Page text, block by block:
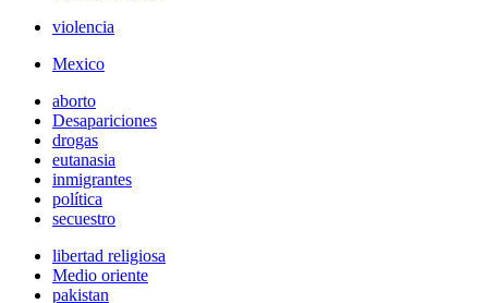
violencia
Mexico
aborto
Desapariciones
drogas
eutanasia
inmigrantes
política
secuestro
libertad religiosa
Medio oriente
pakistan